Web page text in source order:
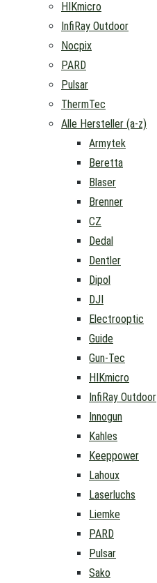
HIKmicro
InfiRay Outdoor
Nocpix
PARD
Pulsar
ThermTec
Alle Hersteller (a-z)
Armytek
Beretta
Blaser
Brenner
CZ
Dedal
Dentler
Dipol
DJI
Electrooptic
Guide
Gun-Tec
HIKmicro
InfiRay Outdoor
Innogun
Kahles
Keeppower
Lahoux
Laserluchs
Liemke
PARD
Pulsar
Sako